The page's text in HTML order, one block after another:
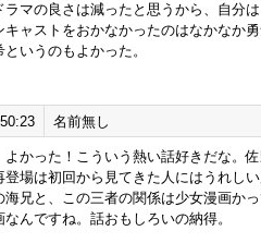
ラマの良さは減ったと思うから、自分
キャストをおかなかったのはなかなか
いうのもよかった。
名前無し
よかった！こういう熱い話好きだな。
場は初回から見てきた人にはうれし
海兄と、この三者の関係は少女漫画か
んですね。話おもしろいの納得。